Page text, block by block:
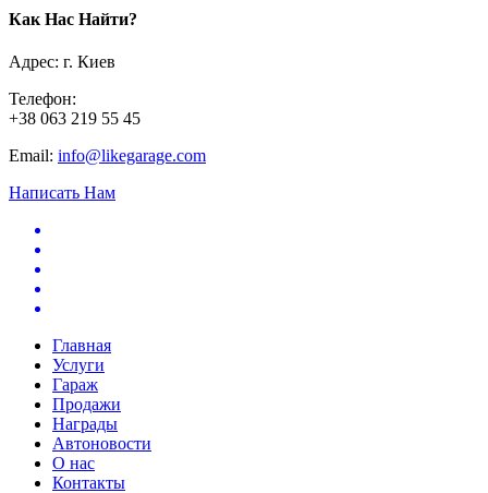
Как Нас Найти?
Адрес: г. Киев
Телефон:
+38 063 219 55 45
Email: info@likegarage.com
Написать Нам
Главная
Услуги
Гараж
Продажи
Награды
Автоновости
О нас
Контакты